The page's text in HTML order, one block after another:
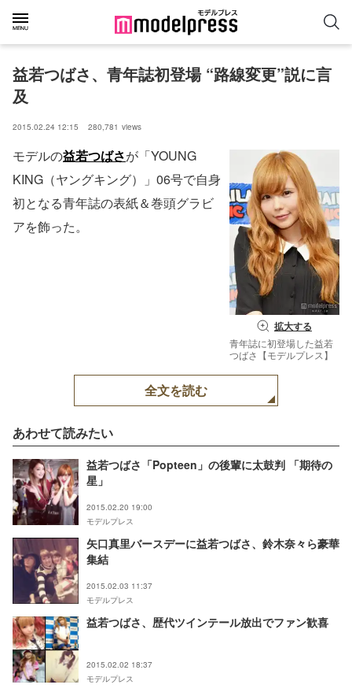
益若つばさ、青年誌初登場 “路線変更”説に言
及
2015.02.24 12:15 280,781 views
拡大する
青年誌に初登場した益若
つばさ【モデルプレス】
モデルの益若つばさが「YOUNG
KING（ヤングキング）」06号で自身
初となる青年誌の表紙＆巻頭グラビ
アを飾った。
全文を読む
あわせて読みたい
益若つばさ「Popteen」の後輩に太鼓判 「期待の
星」
2015.02.20 19:00
モデルプレス
矢口真里バースデーに益若つばさ、鈴木奈々ら豪華
集結
2015.02.03 11:37
モデルプレス
益若つばさ、歴代ツインテール放出でファン歓喜
2015.02.02 18:37
モデルプレス